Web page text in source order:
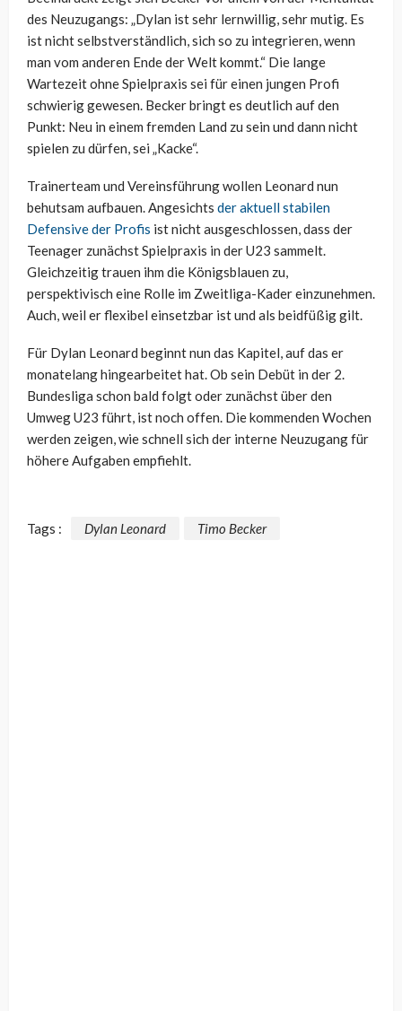
des Neuzugangs: „Dylan ist sehr lernwillig, sehr mutig. Es
ist nicht selbstverständlich, sich so zu integrieren, wenn
man vom anderen Ende der Welt kommt.“ Die lange
Wartezeit ohne Spielpraxis sei für einen jungen Profi
schwierig gewesen. Becker bringt es deutlich auf den
Punkt: Neu in einem fremden Land zu sein und dann nicht
spielen zu dürfen, sei „Kacke“.
Trainerteam und Vereinsführung wollen Leonard nun
behutsam aufbauen. Angesichts der aktuell stabilen
Defensive der Profis ist nicht ausgeschlossen, dass der
Teenager zunächst Spielpraxis in der U23 sammelt.
Gleichzeitig trauen ihm die Königsblauen zu,
perspektivisch eine Rolle im Zweitliga-Kader einzunehmen.
Auch, weil er flexibel einsetzbar ist und als beidfüßig gilt.
Für Dylan Leonard beginnt nun das Kapitel, auf das er
monatelang hingearbeitet hat. Ob sein Debüt in der 2.
Bundesliga schon bald folgt oder zunächst über den
Umweg U23 führt, ist noch offen. Die kommenden Wochen
werden zeigen, wie schnell sich der interne Neuzugang für
höhere Aufgaben empfiehlt.
Tags : Dylan Leonard Timo Becker